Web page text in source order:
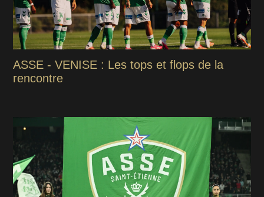
ASSE - VENISE : Les tops et flops de la
rencontre